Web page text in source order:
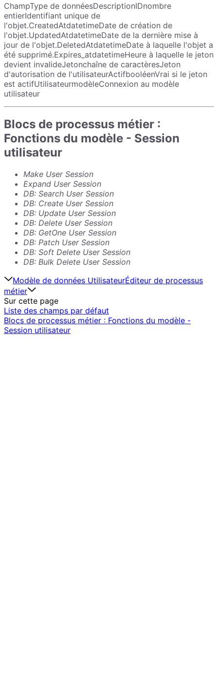
ChampType de donnéesDescriptionIDnombre
entierIdentifiant unique de
l'objet.CreatedAtdatetimeDate de création de
l'objet.UpdatedAtdatetimeDate de la dernière mise à
jour de l'objet.DeletedAtdatetimeDate à laquelle l'objet a
été supprimé.Expires_atdatetimeHeure à laquelle le jeton
devient invalideJetonchaîne de caractèresJeton
d'autorisation de l'utilisateurActifbooléenVrai si le jeton
est actifUtilisateurmodèleConnexion au modèle
utilisateur
Blocs de processus métier :
Fonctions du modèle - Session
utilisateur
Make User Session
Expand User Session
DB: Search User Session
DB: Create User Session
DB: Update User Session
DB: Delete User Session
DB: GetOne User Session
DB: Patch User Session
DB: Soft Delete User Session
DB: Bulk Delete User Session
Modèle de données UtilisateurÉditeur de processus
métier
Sur cette page
Liste des champs par défaut
Blocs de processus métier : Fonctions du modèle -
Session utilisateur